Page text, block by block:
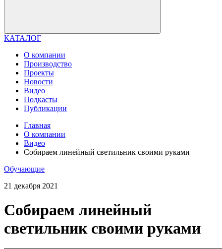
КАТАЛОГ
О компании
Производство
Проекты
Новости
Видео
Подкасты
Публикации
Главная
О компании
Видео
Собираем линейный светильник своими руками
Обучающие
21 декабря 2021
Собираем линейный
светильник своими руками